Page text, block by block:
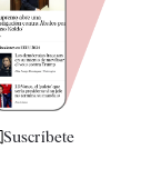
Suscríbete